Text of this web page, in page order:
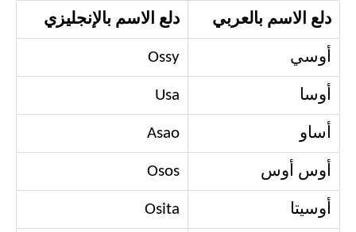
دلع الاسم بالعربي دلع الاسم بالإنجليزي
أوسي Ossy
أوسا Usa
أساو Asao
أوس أوس Osos
أوسيتا Osita